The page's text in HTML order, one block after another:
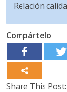
Relación
Compártelo
Share This Post: